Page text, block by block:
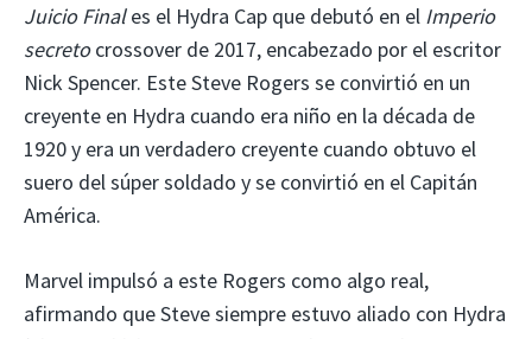
Juicio Finales el Hydra Cap que debutó en el Imperio
secretocrossover de 2017, encabezado por el escritor
Nick Spencer. Este Steve Rogers se convirtió en un
creyente en Hydra cuando era niño en la década de
1920 y era un verdadero creyente cuando obtuvo el
suero del súper soldado y se convirtió en el Capitán
América.
Marvel impulsó a este Rogers como algo real,
afirmando que Steve siempre estuvo aliado con Hydra